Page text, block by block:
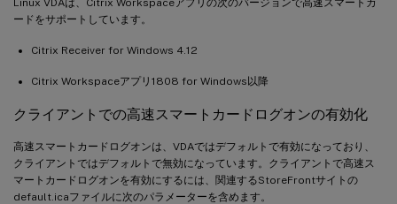
ードをサポートしています。
Citrix Receiver for Windows 4.12
Citrix Workspaceアプリ1808 for Windows以降
クライアントでの高速スマートカードログオンの有効化
高速スマートカードログオンは、VDAではデフォルトで有効になっており、
クライアントではデフォルトで無効になっています。クライアントで高速ス
マートカードログオンを有効にするには、関連するStoreFrontサイトの
default.icaファイルに次のパラメーターを含めます。